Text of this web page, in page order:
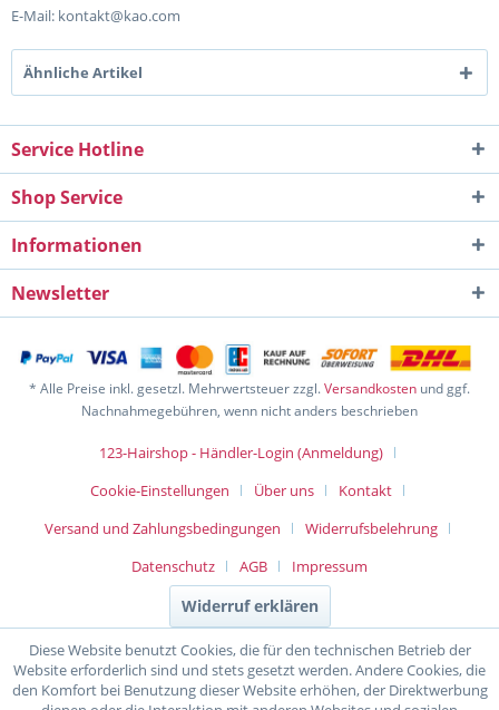
E-Mail: kontakt@kao.com
Ähnliche Artikel
Service Hotline
Shop Service
Informationen
Newsletter
* Alle Preise inkl. gesetzl. Mehrwertsteuer zzgl.Versandkosten und ggf.
Nachnahmegebühren, wenn nicht anders beschrieben
123-Hairshop - Händler-Login (Anmeldung)
Cookie-Einstellungen
Über uns
Kontakt
Versand und Zahlungsbedingungen
Widerrufsbelehrung
Datenschutz
AGB Impressum
Widerruf erklären
Diese Website benutzt Cookies, die für den technischen Betrieb der
Website erforderlich sind und stets gesetzt werden. Andere Cookies, die
den Komfort bei Benutzung dieser Website erhöhen, der Direktwerbung